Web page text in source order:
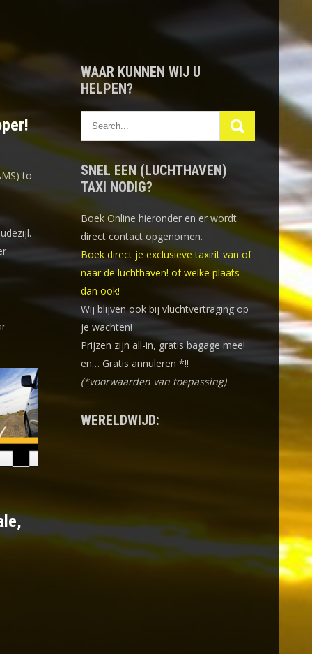
to
WAAR KUNNEN WIJ U
HELPEN?
SNEL EEN (LUCHTHAVEN)
TAXI NODIG?
Boek Online hieronder en er wordt
direct contact opgenomen.
Boek direct je exclusieve taxirit van of
naar de luchthaven! of welke plaats
dan ook!
Wij blijven ook bij vluchtvertraging op
je wachten!
Prijzen zijn all-in, gratis bagage mee!
en… Gratis annuleren *!!
(*voorwaarden van toepassing)
WERELDWIJD: